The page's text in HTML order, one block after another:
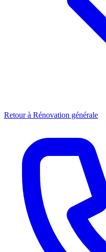
Retour à Rénovation générale